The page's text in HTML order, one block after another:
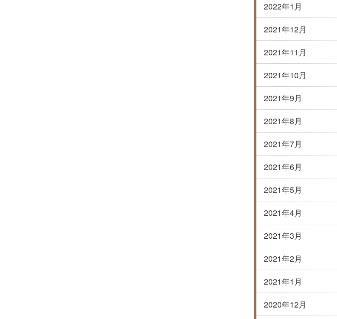
2022年1月
2021年12月
2021年11月
2021年10月
2021年9月
2021年8月
2021年7月
2021年6月
2021年5月
2021年4月
2021年3月
2021年2月
2021年1月
2020年12月